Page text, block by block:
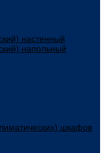
настенный
напольный
шкафов